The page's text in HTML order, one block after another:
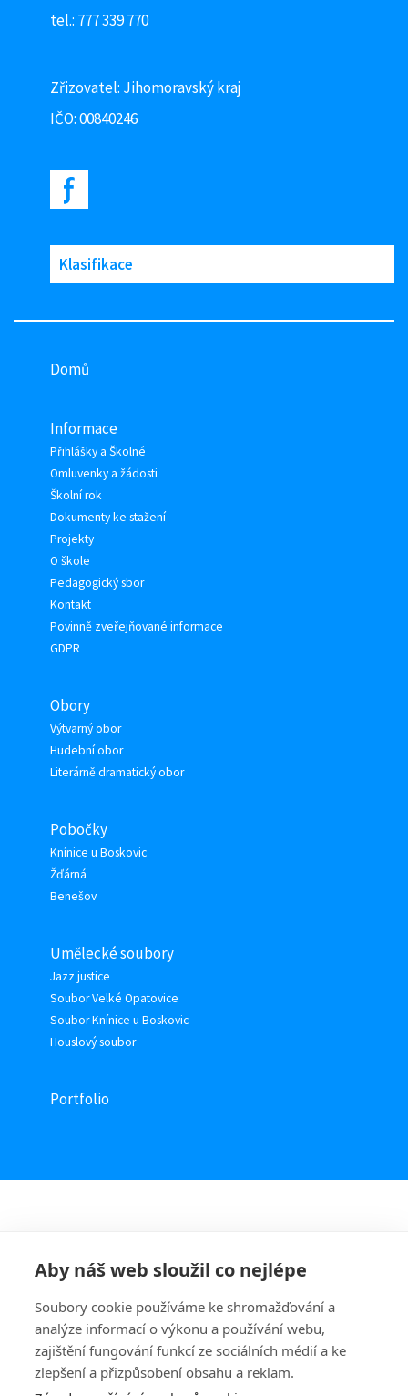
tel.: 777 339 770
Zřizovatel: Jihomoravský kraj
IČO: 00840246
Klasifikace
Domů
Informace
Přihlášky a Školné
Omluvenky a žádosti
Školní rok
Dokumenty ke stažení
Projekty
O škole
Pedagogický sbor
Kontakt
Povinně zveřejňované informace
GDPR
Obory
Výtvarný obor
Hudební obor
Literárně dramatický obor
Pobočky
Knínice u Boskovic
Žďárná
Benešov
Umělecké soubory
Jazz justice
Soubor Velké Opatovice
Soubor Knínice u Boskovic
Houslový soubor
Portfolio
Aby náš web sloužil co nejlépe
Soubory cookie používáme ke shromažďování a
analýze informací o výkonu a používání webu,
zajištění fungování funkcí ze sociálních médií a ke
zlepšení a přizpůsobení obsahu a reklam.